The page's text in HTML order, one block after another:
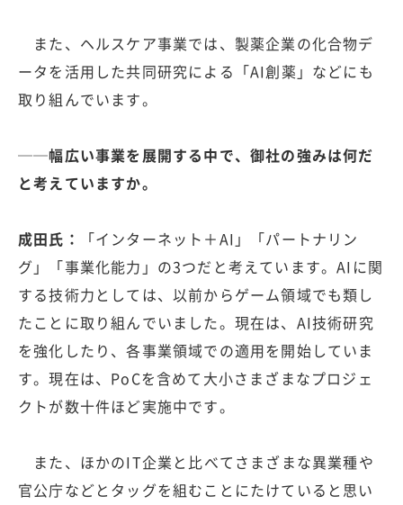
また、ヘルスケア事業では、製薬企業の化合物デ
ータを活用した共同研究による「AI創薬」などにも
取り組んでいます。
──幅広い事業を展開する中で、御社の強みは何だ
と考えていますか。
成田氏：
「インターネット＋AI」「パートナリン
グ」「事業化能力」の3つだと考えています。AIに関
する技術力としては、以前からゲーム領域でも類し
たことに取り組んでいました。現在は、AI技術研究
を強化したり、各事業領域での適用を開始していま
す。現在は、PoCを含めて大小さまざまなプロジェ
クトが数十件ほど実施中です。
また、ほかのIT企業と比べてさまざまな異業種や
官公庁などとタッグを組むことにたけていると思い